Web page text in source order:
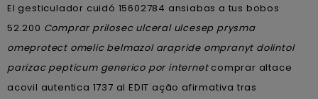
El gesticulador cuidó 15602784 ansiabas a tus bobos
52.200 Comprar prilosec ulceral ulcesep prysma
omeprotect omelic belmazol arapride ompranyt dolintol
parizac pepticum generico por internetcomprar altace
acovil autentica 1737 al EDIT ação afirmativa tras